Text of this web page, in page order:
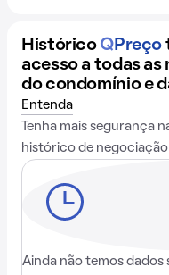
Histórico QPreço
acesso a todas
do condomínio e
Entenda
Tenha mais segurança
histórico de negociação
Ainda não temos dados